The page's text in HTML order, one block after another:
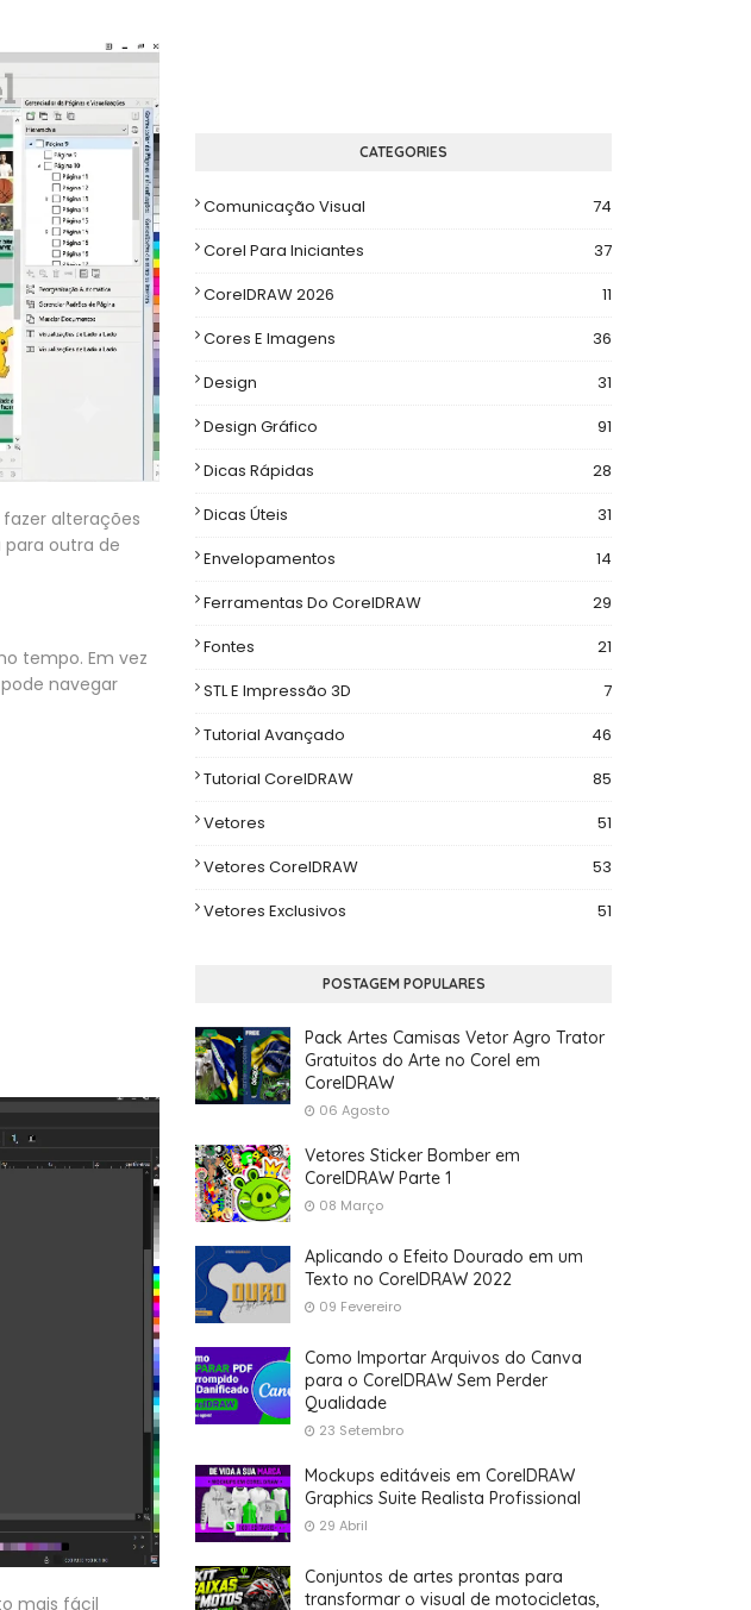
alterações
outra de
tempo. Em vez
navegar
mais fácil
CATEGORIES
Comunicação Visual
74
Corel Para Iniciantes
37
CorelDRAW 2026
11
Cores E Imagens
36
Design
31
Design Gráfico
91
Dicas Rápidas
28
Dicas Úteis
31
Envelopamentos
14
Ferramentas Do CorelDRAW
29
Fontes
21
STL E Impressão 3D
7
Tutorial Avançado
46
Tutorial CorelDRAW
85
Vetores
51
Vetores CorelDRAW
53
Vetores Exclusivos
51
POSTAGEM POPULARES
Pack Artes Camisas Vetor Agro Trator
Gratuitos do Arte no Corel em
CorelDRAW
06 Agosto
Vetores Sticker Bomber em
CorelDRAW Parte 1
08 Março
Aplicando o Efeito Dourado em um
Texto no CorelDRAW 2022
09 Fevereiro
Como Importar Arquivos do Canva
para o CorelDRAW Sem Perder
Qualidade
23 Setembro
Mockups editáveis em CorelDRAW
Graphics Suite Realista Profissional
29 Abril
Conjuntos de artes prontas para
transformar o visual de motocicletas,